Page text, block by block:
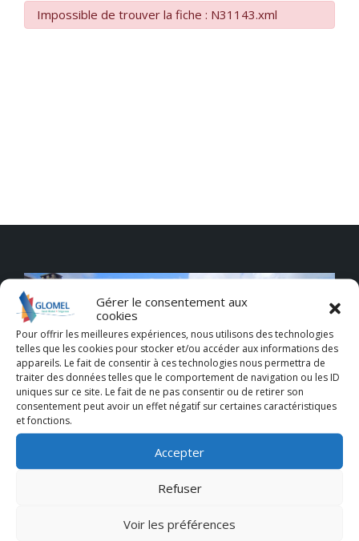
Gérer le consentement aux
cookies
Pour offrir les meilleures expériences, nous utilisons des technologies
telles que les cookies pour stocker et/ou accéder aux informations des
appareils. Le fait de consentir à ces technologies nous permettra de
traiter des données telles que le comportement de navigation ou les ID
uniques sur ce site. Le fait de ne pas consentir ou de retirer son
consentement peut avoir un effet négatif sur certaines caractéristiques
et fonctions.
Accepter
Refuser
Voir les préférences
Impossible de trouver la fiche : N31143.xml